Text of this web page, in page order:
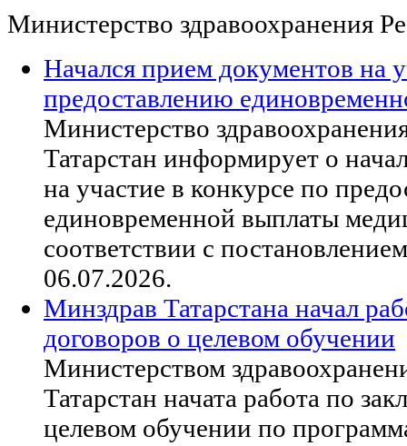
Министерство здравоохранения
Начался прием документов на
предоставлению
Министерство
Татарстан информирует о
на участие в конкурсе по
единовременной выплаты
соответствии с
06.07.2026.
Минздрав Татарстана начал
договоров о целевом обучении
Министерством
Татарстан начата работа по
целевом обучении по